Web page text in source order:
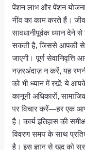
पेंशन लाभ और पेंशन
नींव का काम करते हैं।
सावधानीपूर्वक ध्यान देने से
सकती है, जिससे आपकी
जाएगी। पूर्ण
नज़रअंदाज़ न करें, यह
को भी ध्यान में रखें; ये
कानूनी अधिकारों,
पर विचार करें—हर एक
है। कार्य इतिहास की
विवरण समय के साथ
है। इस ज्ञान से खुद को